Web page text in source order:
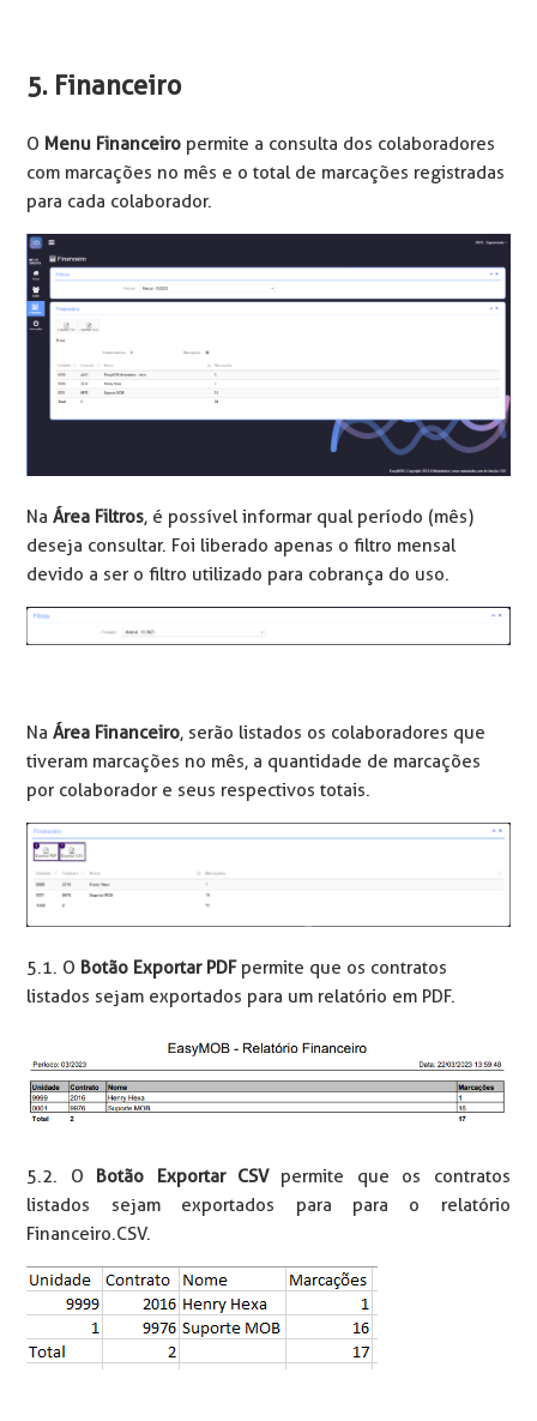
5. Financeiro
O Menu Financeiro permite a consulta dos colaboradores
com marcações no mês e o total de marcações registradas
para cada colaborador.
NaÁrea Filtros, é possível informar qual período (mês)
deseja consultar. Foi liberado apenas o filtro mensal
devido a ser o filtro utilizado para cobrança do uso.
NaÁrea Financeiro, serão listados os colaboradores que
tiveram marcações no mês, a quantidade de marcações
por colaborador e seus respectivos totais.
5.1. O Botão Exportar PDFpermite que os contratos
listados sejam exportados para um relatório em PDF.
5.2. O Botão Exportar CSV permite que os contratos
listados sejam exportados para para o relatório
Financeiro.CSV.